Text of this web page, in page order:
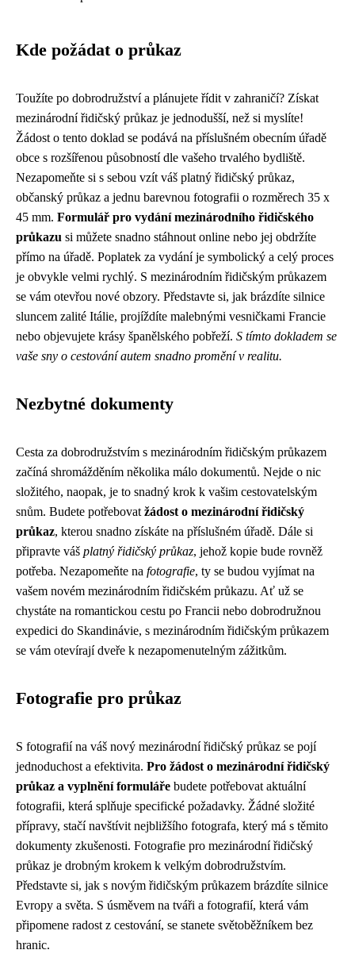
Kde požádat o průkaz
Toužíte po dobrodružství a plánujete řídit v zahraničí? Získat
mezinárodní řidičský průkaz je jednodušší, než si myslíte!
Žádost o tento doklad se podává na příslušném obecním úřadě
obce s rozšířenou působností dle vašeho trvalého bydliště.
Nezapomeňte si s sebou vzít váš platný řidičský průkaz,
občanský průkaz a jednu barevnou fotografii o rozměrech 35 x
45 mm. Formulář pro vydání mezinárodního řidičského
průkazu si můžete snadno stáhnout online nebo jej obdržíte
přímo na úřadě. Poplatek za vydání je symbolický a celý proces
je obvykle velmi rychlý. S mezinárodním řidičským průkazem
se vám otevřou nové obzory. Představte si, jak brázdíte silnice
sluncem zalité Itálie, projíždíte malebnými vesničkami Francie
nebo objevujete krásy španělského pobřeží. S tímto dokladem se
vaše sny o cestování autem snadno promění v realitu.
Nezbytné dokumenty
Cesta za dobrodružstvím s mezinárodním řidičským průkazem
začíná shromážděním několika málo dokumentů. Nejde o nic
složitého, naopak, je to snadný krok k vašim cestovatelským
snům. Budete potřebovat žádost o mezinárodní řidičský
průkaz, kterou snadno získáte na příslušném úřadě. Dále si
připravte váš platný řidičský průkaz, jehož kopie bude rovněž
potřeba. Nezapomeňte na fotografie, ty se budou vyjímat na
vašem novém mezinárodním řidičském průkazu. Ať už se
chystáte na romantickou cestu po Francii nebo dobrodružnou
expedici do Skandinávie, s mezinárodním řidičským průkazem
se vám otevírají dveře k nezapomenutelným zážitkům.
Fotografie pro průkaz
S fotografií na váš nový mezinárodní řidičský průkaz se pojí
jednoduchost a efektivita. Pro žádost o mezinárodní řidičský
průkaz a vyplnění formuláře budete potřebovat aktuální
fotografii, která splňuje specifické požadavky. Žádné složité
přípravy, stačí navštívit nejbližšího fotografa, který má s těmito
dokumenty zkušenosti. Fotografie pro mezinárodní řidičský
průkaz je drobným krokem k velkým dobrodružstvím.
Představte si, jak s novým řidičským průkazem brázdíte silnice
Evropy a světa. S úsměvem na tváři a fotografií, která vám
připomene radost z cestování, se stanete světoběžníkem bez
hranic.